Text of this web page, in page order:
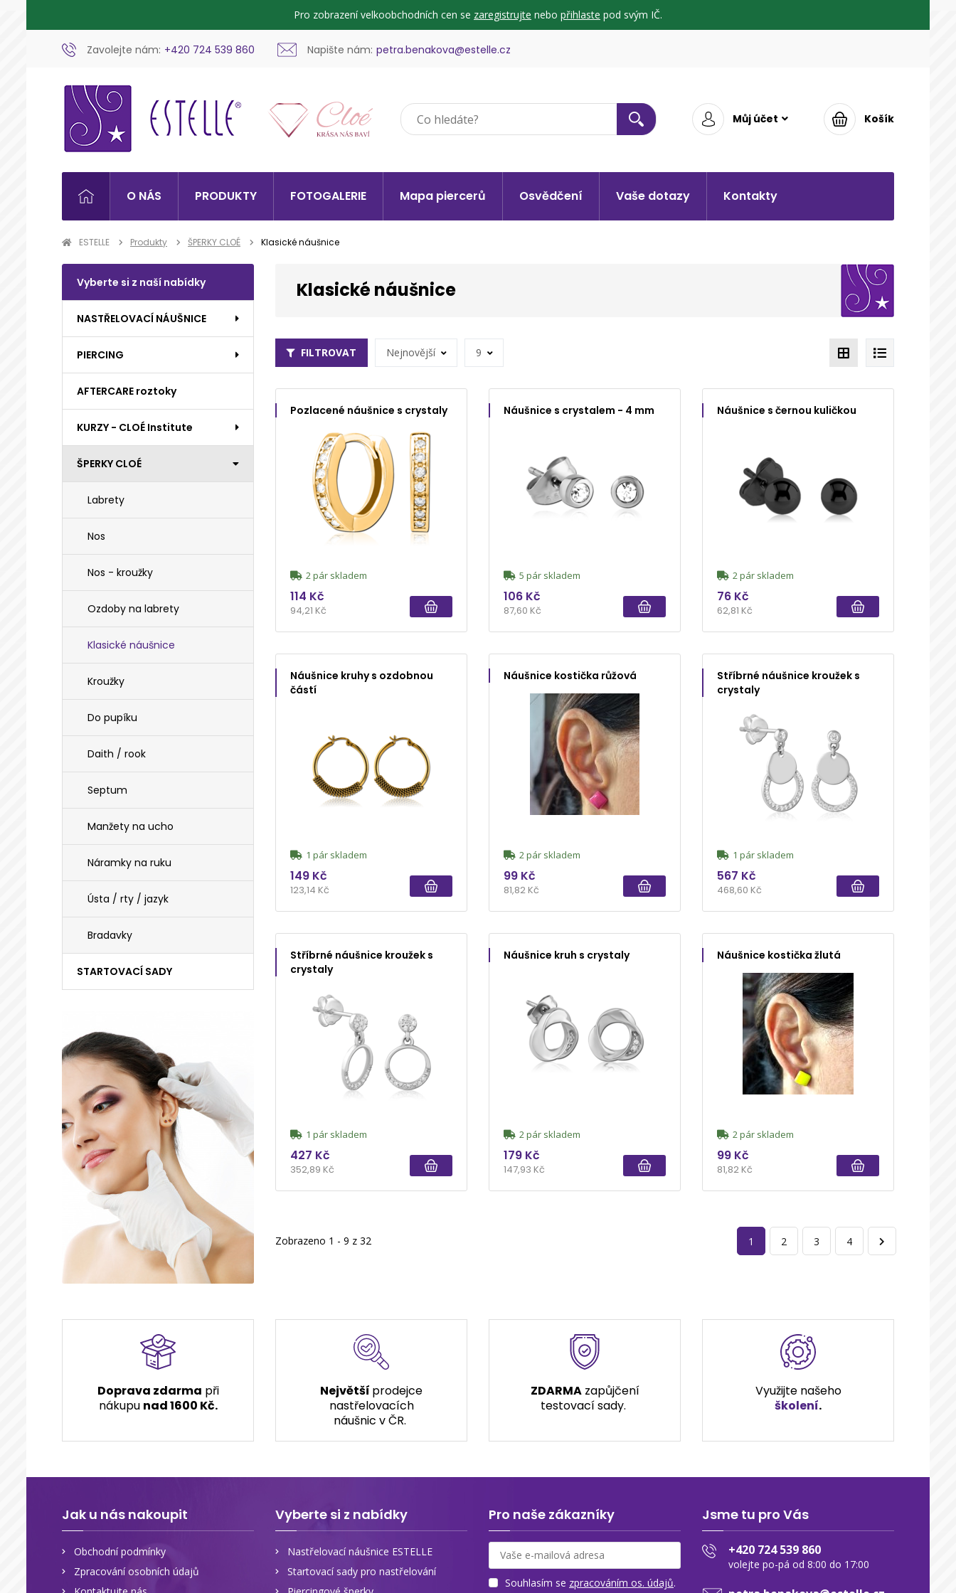
Pro zobrazení velkoobchodních cen se zaregistrujte nebo přihlaste pod svým IČ.
Zavolejte nám: +420 724 539 860 Napište nám: petra.benakova@estelle.cz
Můj účet Košík
O NÁS PRODUKTY FOTOGALERIE Mapa piercerů Osvědčení Vaše dotazy Kontakty
ESTELLE Produkty ŠPERKY CLOÉ Klasické náušnice
Vyberte si z naší nabídky
NASTŘELOVACÍ NÁUŠNICE
PIERCING
AFTERCARE roztoky
KURZY - CLOÉ Institute
ŠPERKY CLOÉ
Labrety
Nos
Nos - kroužky
Ozdoby na labrety
Klasické náušnice
Kroužky
Do pupíku
Daith / rook
Septum
Manžety na ucho
Náramky na ruku
Ústa / rty / jazyk
Bradavky
STARTOVACÍ SADY
Klasické náušnice
FILTROVAT Nejnovější 9
Pozlacené náušnice s crystaly
2 pár skladem
114 Kč
94,21 Kč
Náušnice s crystalem - 4 mm
5 pár skladem
106 Kč
87,60 Kč
Náušnice s černou kuličkou
2 pár skladem
76 Kč
62,81 Kč
Náušnice kruhy s ozdobnou
částí
1 pár skladem
149 Kč
123,14 Kč
Náušnice kostička růžová
2 pár skladem
99 Kč
81,82 Kč
Stříbrné náušnice kroužek s
crystaly
1 pár skladem
567 Kč
468,60 Kč
Stříbrné náušnice kroužek s
crystaly
1 pár skladem
427 Kč
352,89 Kč
Náušnice kruh s crystaly
2 pár skladem
179 Kč
147,93 Kč
Náušnice kostička žlutá
2 pár skladem
99 Kč
81,82 Kč
Zobrazeno 1 - 9 z 32 1 2 3 4
Doprava zdarma při
nákupu nad 1600 Kč.
Největší prodejce
nastřelovacích
náušnic v ČR.
ZDARMAzapůjčení
testovací sady.
Využijte našeho
školení.
Jak u nás nakoupit
Obchodní podmínky
Zpracování osobních údajů
Vyberte si z nabídky
Nastřelovací náušnice ESTELLE
Startovací sady pro nastřelování
Pro naše zákazníky
Souhlasím se zpracováním os. údajů.
Jsme tu pro Vás
+420 724 539 860
volejte po-pá od 8:00 do 17:00